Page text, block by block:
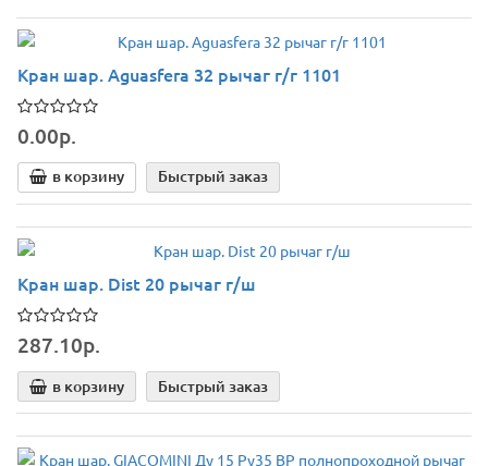
Кран шар. Aguasfera 32 рычаг г/г 1101
0.00р.
в корзину Быстрый заказ
Кран шар. Dist 20 рычаг г/ш
287.10р.
в корзину Быстрый заказ